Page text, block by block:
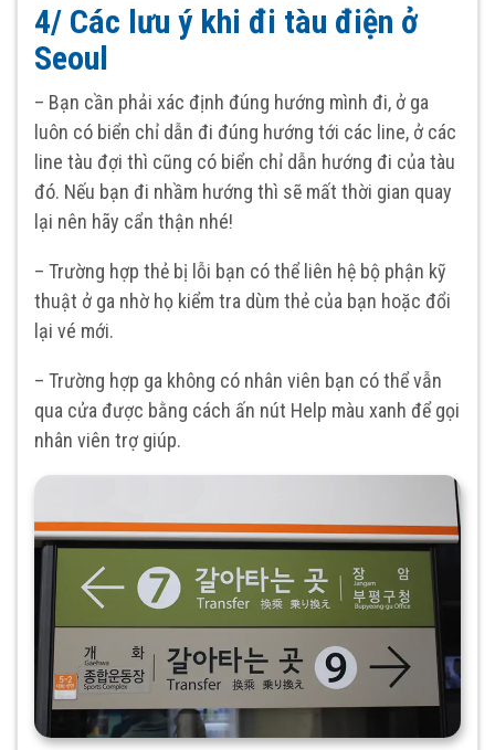
4/ Các lưu ý khi đi tàu điện ở
Seoul
– Bạn cần phải xác định đúng hướng mình đi, ở ga
luôn có biển chỉ dẫn đi đúng hướng tới các line, ở các
line tàu đợi thì cũng có biển chỉ dẫn hướng đi của tàu
đó. Nếu bạn đi nhầm hướng thì sẽ mất thời gian quay
lại nên hãy cẩn thận nhé!
– Trường hợp thẻ bị lỗi bạn có thể liên hệ bộ phận kỹ
thuật ở ga nhờ họ kiểm tra dùm thẻ của bạn hoặc đổi
lại vé mới.
– Trường hợp ga không có nhân viên bạn có thể vẫn
qua cửa được bằng cách ấn nút Help màu xanh để gọi
nhân viên trợ giúp.